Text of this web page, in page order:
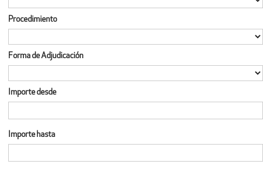
Procedimiento
Forma de Adjudicación
Importe desde
Importe hasta